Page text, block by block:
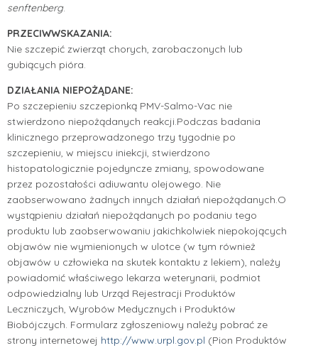
senftenberg.
PRZECIWWSKAZANIA:
Nie szczepić zwierząt chorych, zarobaczonych lub
gubiących pióra.
DZIAŁANIA NIEPOŻĄDANE:
Po szczepieniu szczepionką PMV-Salmo-Vac nie
stwierdzono niepożądanych reakcji.Podczas badania
klinicznego przeprowadzonego trzy tygodnie po
szczepieniu, w miejscu iniekcji, stwierdzono
histopatologicznie pojedyncze zmiany, spowodowane
przez pozostałości adiuwantu olejowego. Nie
zaobserwowano żadnych innych działań niepożądanych.O
wystąpieniu działań niepożądanych po podaniu tego
produktu lub zaobserwowaniu jakichkolwiek niepokojących
objawów nie wymienionych w ulotce (w tym również
objawów u człowieka na skutek kontaktu z lekiem), należy
powiadomić właściwego lekarza weterynarii, podmiot
odpowiedzialny lub Urząd Rejestracji Produktów
Leczniczych, Wyrobów Medycznych i Produktów
Biobójczych. Formularz zgłoszeniowy należy pobrać ze
strony internetowej http://www.urpl.gov.pl (Pion Produktów